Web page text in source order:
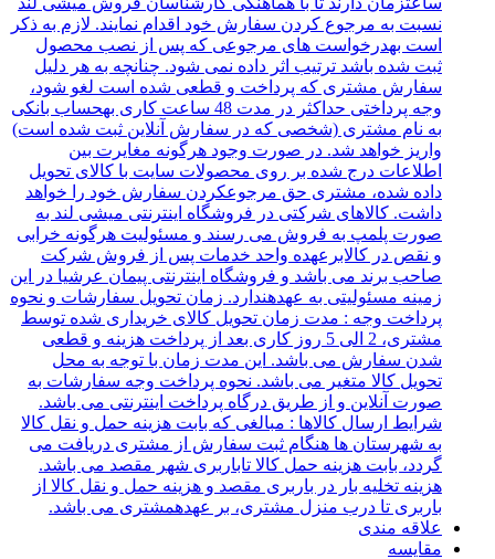
نسبت به مرجوع کردن سفارش خود اقدام نمایند. لازم به ذکر
است بهدرخواست های مرجوعی که پس از نصب محصول
ثبت شده باشد ترتیب اثر داده نمی شود. چنانچه به هر دلیل
سفارش مشتری که پرداخت و قطعی شده است لغو شود،
وجه پرداختی حداکثر در مدت 48 ساعت کاری بهحساب بانکی
به نام مشتری (شخصی که در سفارش آنلاین ثبت شده است)
واریز خواهد شد. در صورت وجود هرگونه مغایرت بین
اطلاعات درج شده بر روی محصولات سایت با کالای تحویل
داده شده، مشتری حق مرجوعکردن سفارش خود را خواهد
داشت. کالاهای شرکتی در فروشگاه اینترنتی میشی لند به
صورت پلمپ به فروش می رسند و مسئولیت هرگونه خرابی
و نقص در کالابرعهده واحد خدمات پس از فروش شرکت
صاحب برند می باشد و فروشگاه اینترنتی پیمان عرشیا در این
زمینه مسئولیتی به عهدهندارد. زمان تحویل سفارشات و نحوه
پرداخت وجه : مدت زمان تحویل کالای خریداری شده توسط
مشتری، 2 الی 5 روز کاری بعد از پرداخت هزینه و قطعی
شدن سفارش می باشد. این مدت زمان با توجه به محل
تحویل کالا متغیر می باشد. نحوه پرداخت وجه سفارشات به
صورت آنلاین و از طریق درگاه پرداخت اینترنتی می باشد.
شرایط ارسال کالاها : مبالغی که بابت هزینه حمل و نقل کالا
به شهرستان ها هنگام ثبت سفارش از مشتری دریافت می
گردد، بابت هزینه حمل کالا تاباربری شهر مقصد می باشد.
هزینه تخلیه بار در باربری مقصد و هزینه حمل و نقل کالا از
باربری تا درب منزل مشتری، بر عهدهمشتری می باشد.
علاقه مندی
مقایسه